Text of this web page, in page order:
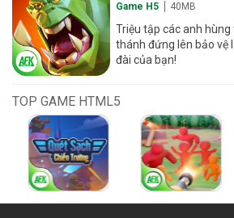
Game H5 40MB
Triệu tập các anh hùng
thánh đứng lên bảo vệ
đài của bạn!
TOP GAME HTML5